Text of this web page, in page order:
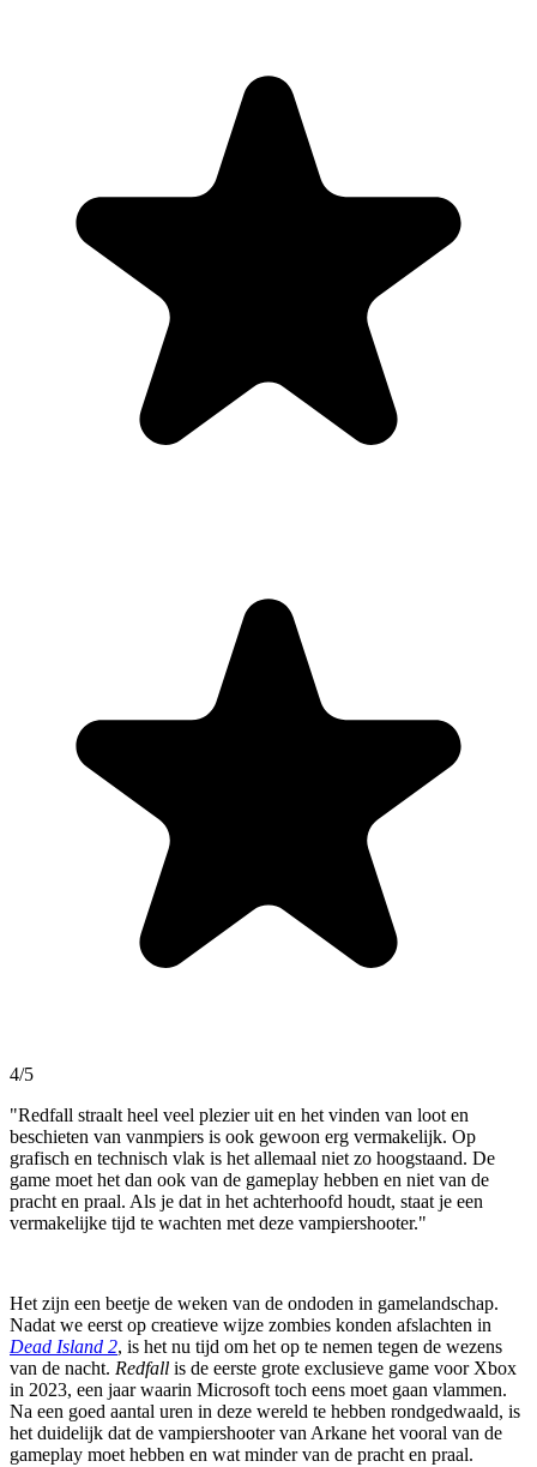
4/5
"Redfall straalt heel veel plezier uit en het vinden van loot en
beschieten van vanmpiers is ook gewoon erg vermakelijk. Op
grafisch en technisch vlak is het allemaal niet zo hoogstaand. De
game moet het dan ook van de gameplay hebben en niet van de
pracht en praal. Als je dat in het achterhoofd houdt, staat je een
vermakelijke tijd te wachten met deze vampiershooter."
Het zijn een beetje de weken van de ondoden in gamelandschap.
Nadat we eerst op creatieve wijze zombies konden afslachten in
Dead Island 2, is het nu tijd om het op te nemen tegen de wezens
van de nacht. Redfall is de eerste grote exclusieve game voor Xbox
in 2023, een jaar waarin Microsoft toch eens moet gaan vlammen.
Na een goed aantal uren in deze wereld te hebben rondgedwaald, is
het duidelijk dat de vampiershooter van Arkane het vooral van de
gameplay moet hebben en wat minder van de pracht en praal.